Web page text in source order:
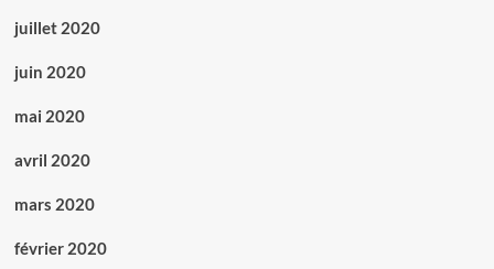
juillet 2020
juin 2020
mai 2020
avril 2020
mars 2020
février 2020